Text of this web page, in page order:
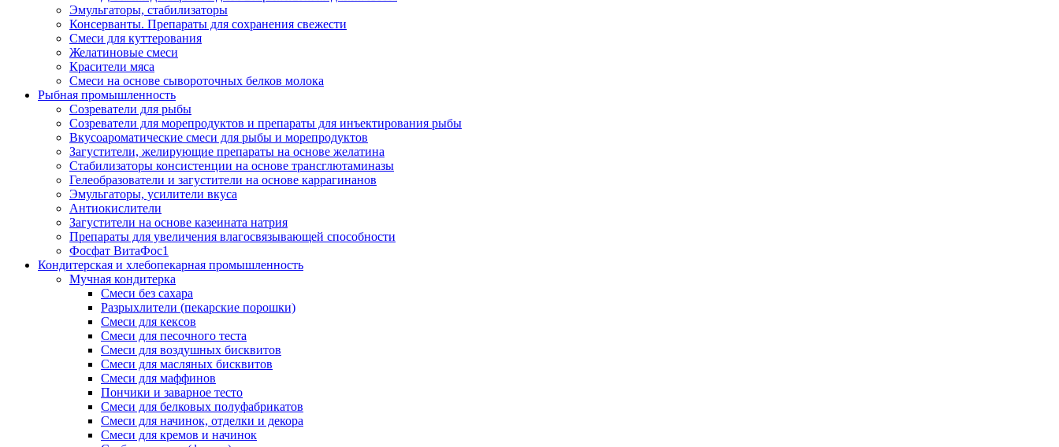
Эмульгаторы, стабилизаторы
Консерванты. Препараты для сохранения свежести
Смеси для куттерования
Желатиновые смеси
Красители мяса
Смеси на основе сывороточных белков молока
Рыбная промышленность
Созреватели для рыбы
Созреватели для морепродуктов и препараты для инъектирования рыбы
Вкусоароматические смеси для рыбы и морепродуктов
Загустители, желирующие препараты на основе желатина
Стабилизаторы консистенции на основе трансглютаминазы
Гелеобразователи и загустители на основе каррагинанов
Эмульгаторы, усилители вкуса
Антиокислители
Загустители на основе казеината натрия
Препараты для увеличения влагосвязывающей способности
Фосфат ВитаФос1
Кондитерская и хлебопекарная промышленность
Мучная кондитерка
Смеси без сахара
Разрыхлители (пекарские порошки)
Смеси для кексов
Смеси для песочного теста
Смеси для воздушных бисквитов
Смеси для масляных бисквитов
Смеси для маффинов
Пончики и заварное тесто
Cмеси для белковых полуфабрикатов
Смеси для начинок, отделки и декора
Смеси для кремов и начинок